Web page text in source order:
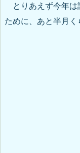
とりあえず今年は
ために、あと半月く